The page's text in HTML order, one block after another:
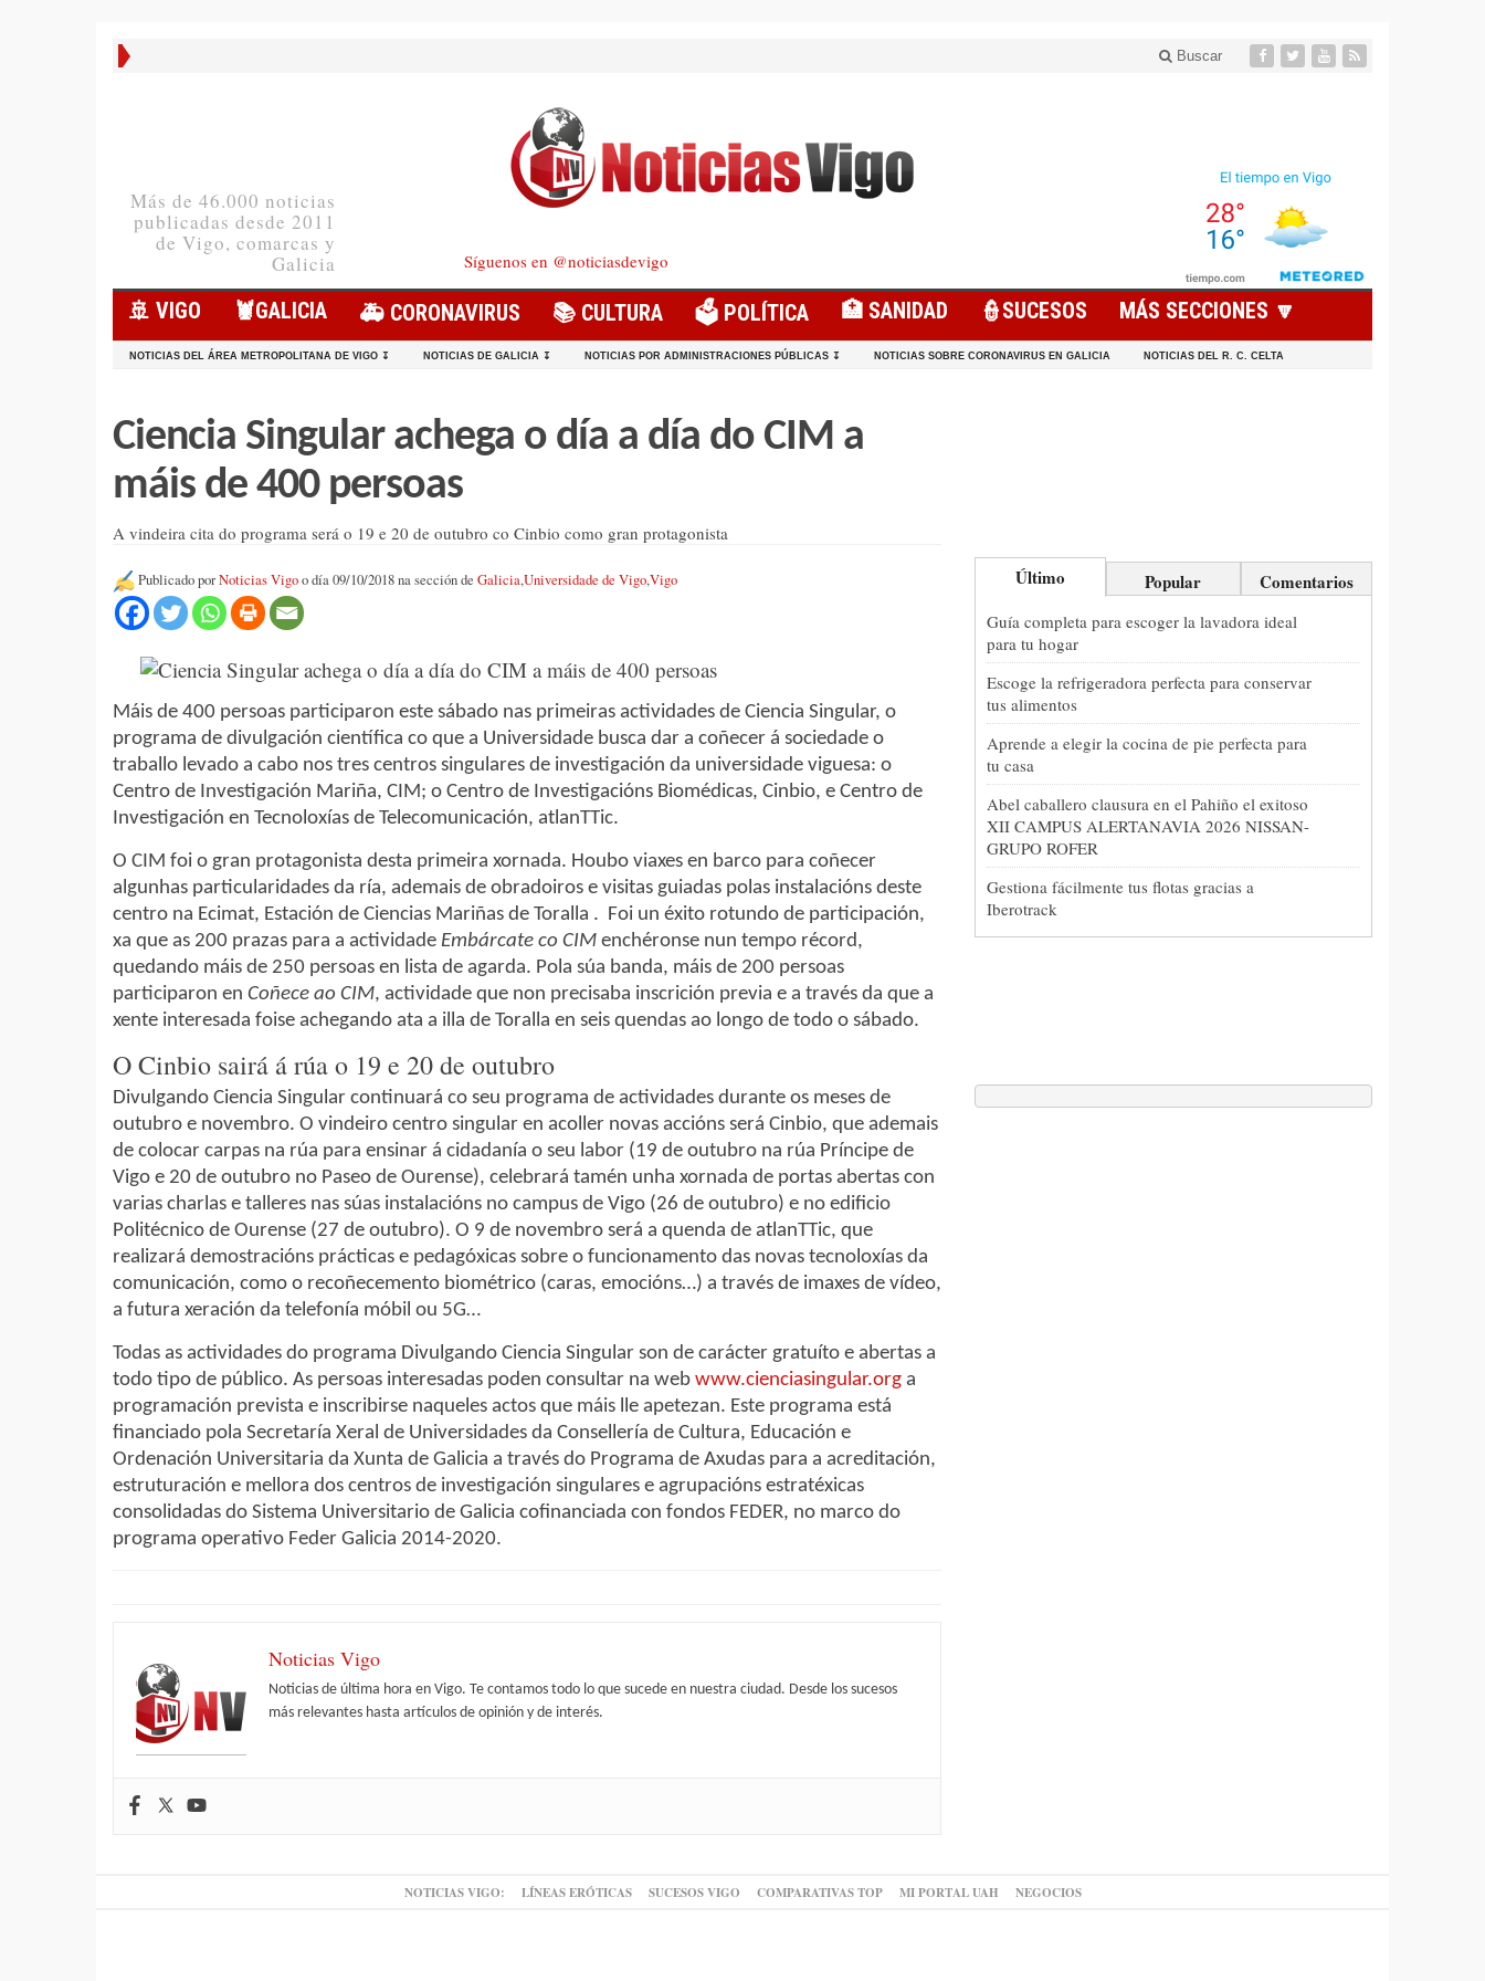
Buscar
Más de 46.000 noticias
publicadas desde 2011
de Vigo, comarcas y
Galicia
Síguenos en @noticiasdevigo
🚢 VIGO 🦞️GALICIA 🚑 CORONAVIRUS 📚 CULTURA 🗳️ POLÍTICA 🏥 SANIDAD 👮SUCESOS MÁS SECCIONES 🔽
NOTICIAS DEL ÁREA METROPOLITANA DE VIGO ↧ NOTICIAS DE GALICIA ↧ NOTICIAS POR ADMINISTRACIONES PÚBLICAS ↧ NOTICIAS SOBRE CORONAVIRUS EN GALICIA NOTICIAS DEL R. C. CELTA
Ciencia Singular achega o día a día do CIM a
máis de 400 persoas
A vindeira cita do programa será o 19 e 20 de outubro co Cinbio como gran protagonista
Publicado porNoticias Vigoo día 09/10/2018 na sección de Galicia,Universidade de Vigo,Vigo
Máis de 400 persoas participaron este sábado nas primeiras actividades de Ciencia Singular, o
programa de divulgación científica co que a Universidade busca dar a coñecer á sociedade o
traballo levado a cabo nos tres centros singulares de investigación da universidade viguesa: o
Centro de Investigación Mariña, CIM; o Centro de Investigacións Biomédicas, Cinbio, e Centro de
Investigación en Tecnoloxías de Telecomunicación, atlanTTic.
O CIM foi o gran protagonista desta primeira xornada. Houbo viaxes en barco para coñecer
algunhas particularidades da ría, ademais de obradoiros e visitas guiadas polas instalacións deste
centro na Ecimat, Estación de Ciencias Mariñas de Toralla . Foi un éxito rotundo de participación,
xa que as 200 prazas para a actividade Embárcate co CIM enchéronse nun tempo récord,
quedando máis de 250 persoas en lista de agarda. Pola súa banda, máis de 200 persoas
participaron en Coñece ao CIM, actividade que non precisaba inscrición previa e a través da que a
xente interesada foise achegando ata a illa de Toralla en seis quendas ao longo de todo o sábado.
O Cinbio sairá á rúa o 19 e 20 de outubro
Divulgando Ciencia Singular continuará co seu programa de actividades durante os meses de
outubro e novembro. O vindeiro centro singular en acoller novas accións será Cinbio, que ademais
de colocar carpas na rúa para ensinar á cidadanía o seu labor (19 de outubro na rúa Príncipe de
Vigo e 20 de outubro no Paseo de Ourense), celebrará tamén unha xornada de portas abertas con
varias charlas e talleres nas súas instalacións no campus de Vigo (26 de outubro) e no edificio
Politécnico de Ourense (27 de outubro). O 9 de novembro será a quenda de atlanTTic, que
realizará demostracións prácticas e pedagóxicas sobre o funcionamento das novas tecnoloxías da
comunicación, como o recoñecemento biométrico (caras, emocións…) a través de imaxes de vídeo,
a futura xeración da telefonía móbil ou 5G…
Todas as actividades do programa Divulgando Ciencia Singular son de carácter gratuíto e abertas a
todo tipo de público. As persoas interesadas poden consultar na web www.cienciasingular.org a
programación prevista e inscribirse naqueles actos que máis lle apetezan. Este programa está
financiado pola Secretaría Xeral de Universidades da Consellería de Cultura, Educación e
Ordenación Universitaria da Xunta de Galicia a través do Programa de Axudas para a acreditación,
estruturación e mellora dos centros de investigación singulares e agrupacións estratéxicas
consolidadas do Sistema Universitario de Galicia cofinanciada con fondos FEDER, no marco do
programa operativo Feder Galicia 2014-2020.
Noticias Vigo
Noticias de última hora en Vigo. Te contamos todo lo que sucede en nuestra ciudad. Desde los sucesos
más relevantes hasta artículos de opinión y de interés.
Último Popular Comentarios
Guía completa para escoger la lavadora ideal
para tu hogar
Escoge la refrigeradora perfecta para conservar
tus alimentos
Aprende a elegir la cocina de pie perfecta para
tu casa
Abel caballero clausura en el Pahiño el exitoso
XII CAMPUS ALERTANAVIA 2026 NISSAN-
GRUPO ROFER
Gestiona fácilmente tus flotas gracias a
Iberotrack
NOTICIAS VIGO: LÍNEAS ERÓTICAS SUCESOS VIGO COMPARATIVAS TOP MI PORTAL UAH NEGOCIOS